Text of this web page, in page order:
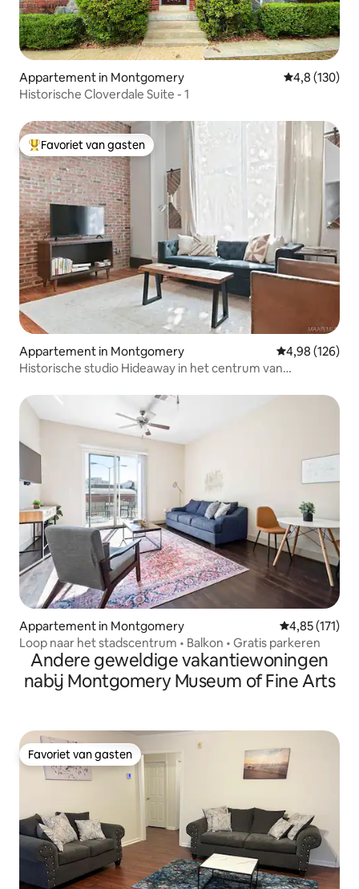
Appartement in Montgomery Gemiddelde
4,8 (130)
Historische Cloverdale Suite - 1
Topfavoriet van gasten
Favoriet van gasten
Appartement in Montgomery Gemiddelde
4,98 (126)
Historische studio Hideaway in het centrum van
Appartement in Montgomery Gemiddelde
4,85 (171)
Loop naar het stadscentrum • Balkon • Gratis parkeren
Andere geweldige vakantiewoningen
nabij Montgomery Museum of Fine Arts
Favoriet van gasten
Favoriet van gasten